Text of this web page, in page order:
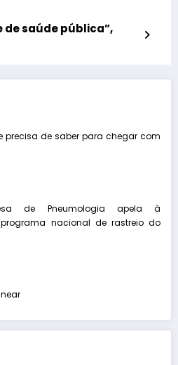
de saúde pública”,
precisa de saber para chegar com
de Pneumologia apela à
nacional de rastreio do